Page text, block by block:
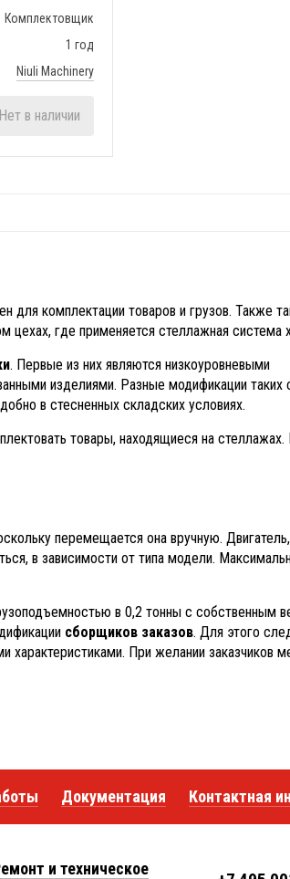
Комплектовщик
1 год
Niuli Machinery
Нет в наличии
для комплектации товаров и грузов. Также
где применяется стеллажная система
. Первые из них являются низкоуровневыми
изделиями. Разные модификации таких
в стесненных складских условиях.
товары, находящиеся на стеллажах.
перемещается она вручную. Двигатель,
в зависимости от типа модели.
в 0,2 тонны с собственным
сборщиков заказов. Для этого
характеристиками. При желании заказчиков
Документация Контактная
и техническое